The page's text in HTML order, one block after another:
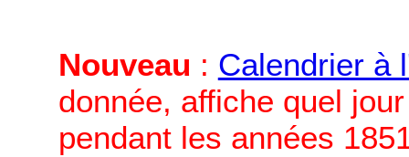
Nouveau : Calendrier à
donnée, affiche quel
pendant les années